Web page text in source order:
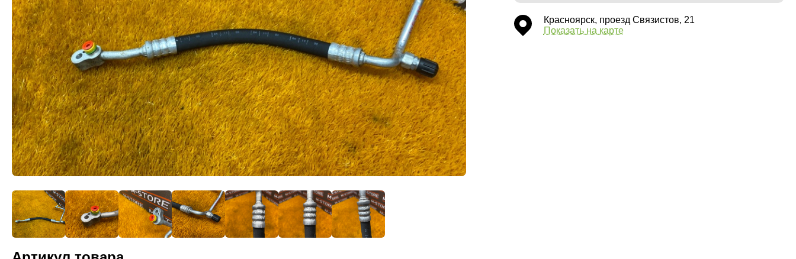
Красноярск, проезд Связистов, 21
Показать на карте